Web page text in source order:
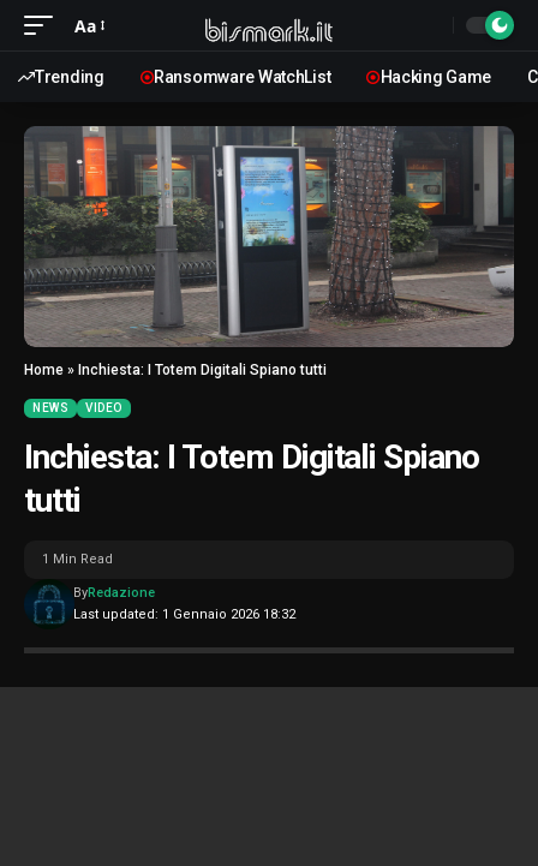
Aa
Trending Ransomware WatchList Hacking Game
Home » Inchiesta: I Totem Digitali Spiano tutti
NEWS VIDEO
Inchiesta: I Totem Digitali Spiano
tutti
Last updated: 1 Gennaio 2026 18:32
ByRedazione
1 Min Read